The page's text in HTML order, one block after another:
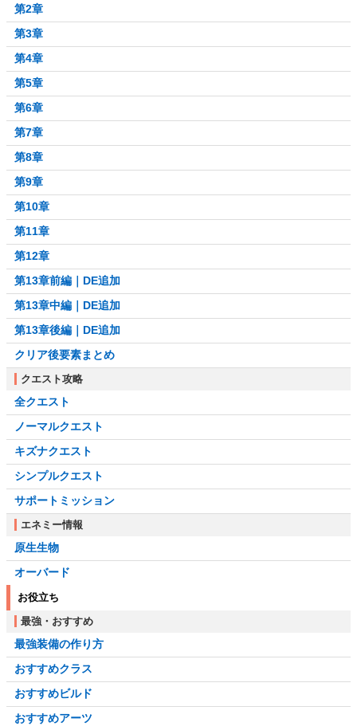
第2章
第3章
第4章
第5章
第6章
第7章
第8章
第9章
第10章
第11章
第12章
第13章前編｜DE追加
第13章中編｜DE追加
第13章後編｜DE追加
クリア後要素まとめ
クエスト攻略
全クエスト
ノーマルクエスト
キズナクエスト
シンプルクエスト
サポートミッション
エネミー情報
原生生物
オーバード
お役立ち
最強・おすすめ
最強装備の作り方
おすすめクラス
おすすめビルド
おすすめアーツ